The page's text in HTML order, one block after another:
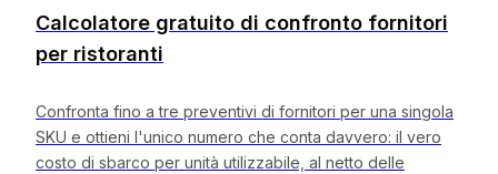
Blog
Calcolatori gratuiti
Recensioni
Assistenza
Sicurezza dei dati
Calcolatore gratuito di confronto fornitori
per ristoranti
Confronta fino a tre preventivi di fornitori per una singola
SKU e ottieni l'unico numero che conta davvero: il vero
costo di sbarco per unità utilizzabile, al netto delle